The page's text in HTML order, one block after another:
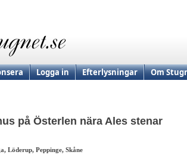
Logga in Efterlysningar Om
på Österlen nära Ales stenar
Löderup, Peppinge, Skåne